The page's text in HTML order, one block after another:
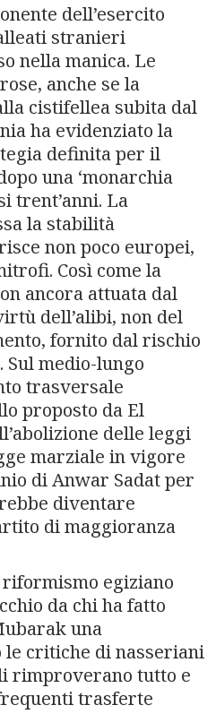
dell’esercito
stranieri
nella manica. Le
anche se la
cistifellea subita dal
ha evidenziato la
definita per il
una ‘monarchia
trent’anni. La
la stabilità
non poco europei,
Così come la
ancora attuata dal
dell’alibi, non del
fornito dal rischio
medio-lungo
trasversale
proposto da El
delle leggi
marziale in vigore
di Anwar Sadat per
diventare
di maggioranza
egiziano
da chi ha fatto
una
le critiche di nasseriani
rimproverano tutto e
trasferte